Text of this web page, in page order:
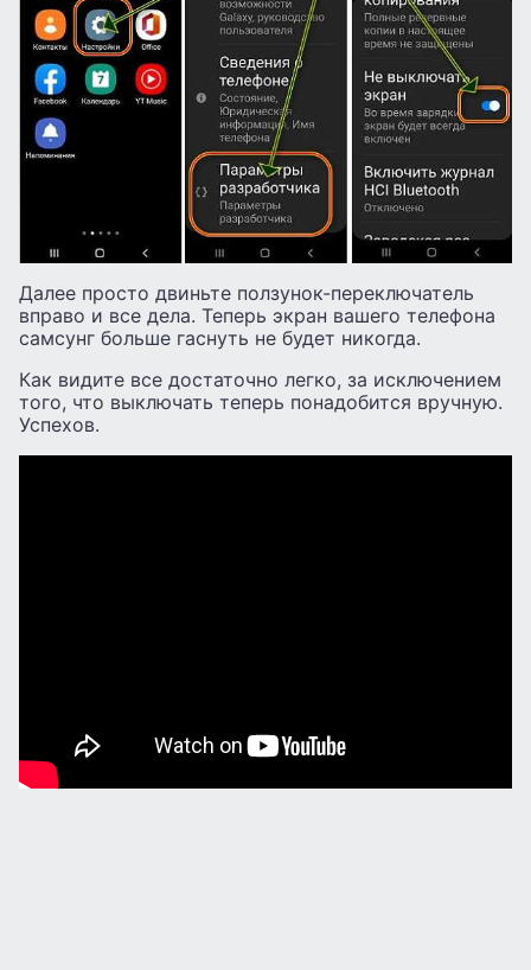
Далее просто двиньте ползунок-переключатель
вправо и все дела. Теперь экран вашего телефона
самсунг больше гаснуть не будет никогда.
Как видите все достаточно легко, за исключением
того, что выключать теперь понадобится вручную.
Успехов.